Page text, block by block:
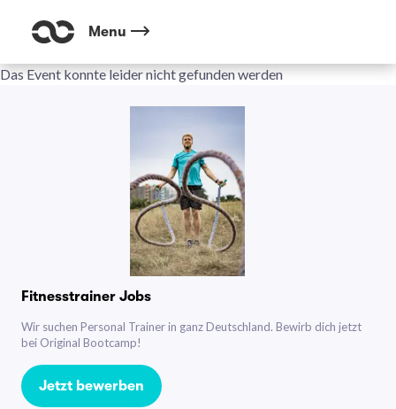
Menu
Das Event konnte leider nicht gefunden werden
Fitnesstrainer Jobs
Wir suchen Personal Trainer in ganz Deutschland. Bewirb dich jetzt
bei Original Bootcamp!
Jetzt bewerben